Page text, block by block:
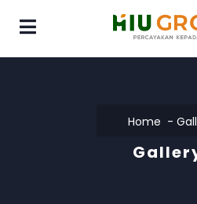
Home